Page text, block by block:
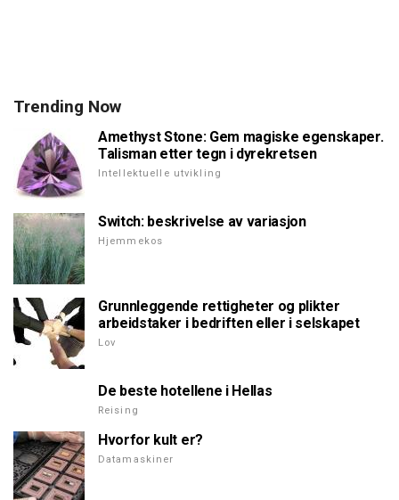
Trending Now
Amethyst Stone: Gem magiske egenskaper.
Talisman etter tegn i dyrekretsen
Intellektuelle utvikling
Switch: beskrivelse av variasjon
Hjemmekos
Grunnleggende rettigheter og plikter
arbeidstaker i bedriften eller i selskapet
Lov
De beste hotellene i Hellas
Reising
Hvorfor kult er?
Datamaskiner